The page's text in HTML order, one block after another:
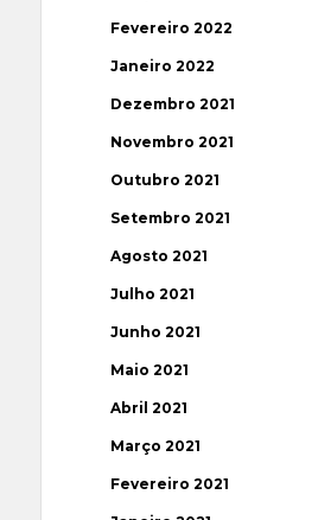
Fevereiro 2022
Janeiro 2022
Dezembro 2021
Novembro 2021
Outubro 2021
Setembro 2021
Agosto 2021
Julho 2021
Junho 2021
Maio 2021
Abril 2021
Março 2021
Fevereiro 2021